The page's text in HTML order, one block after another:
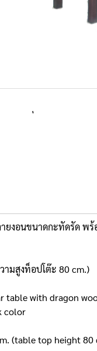
ยงอนขนาดกะทัดรัด พ
ามสูงท็อปโต๊ะ 80 cm.)
table with dragon
color
(table top height 80